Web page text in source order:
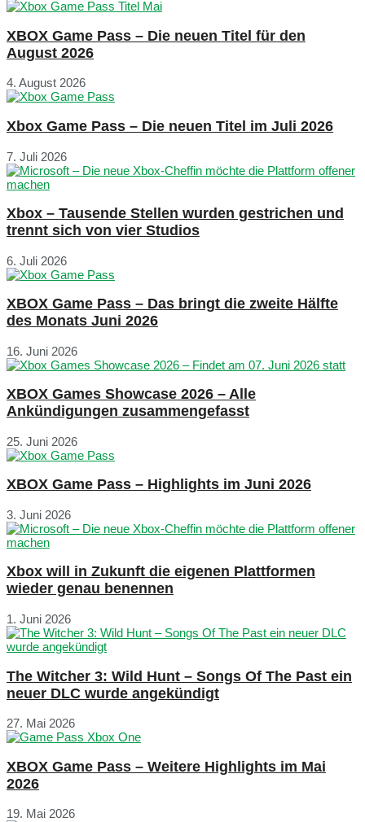
XBOX Game Pass – Die neuen Titel für den
August 2026
4. August 2026
Xbox Game Pass – Die neuen Titel im Juli 2026
7. Juli 2026
Xbox – Tausende Stellen wurden gestrichen und
trennt sich von vier Studios
6. Juli 2026
XBOX Game Pass – Das bringt die zweite Hälfte
des Monats Juni 2026
16. Juni 2026
XBOX Games Showcase 2026 – Alle
Ankündigungen zusammengefasst
25. Juni 2026
XBOX Game Pass – Highlights im Juni 2026
3. Juni 2026
Xbox will in Zukunft die eigenen Plattformen
wieder genau benennen
1. Juni 2026
The Witcher 3: Wild Hunt – Songs Of The Past ein
neuer DLC wurde angekündigt
27. Mai 2026
XBOX Game Pass – Weitere Highlights im Mai
2026
19. Mai 2026